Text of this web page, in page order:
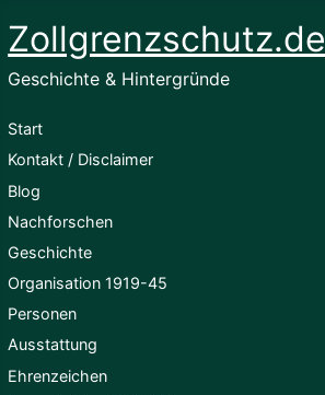
Zollgrenzschutz.de
Geschichte & Hintergründe
Start
Kontakt / Disclaimer
Blog
Nachforschen
Geschichte
Organisation 1919-45
Personen
Ausstattung
Ehrenzeichen